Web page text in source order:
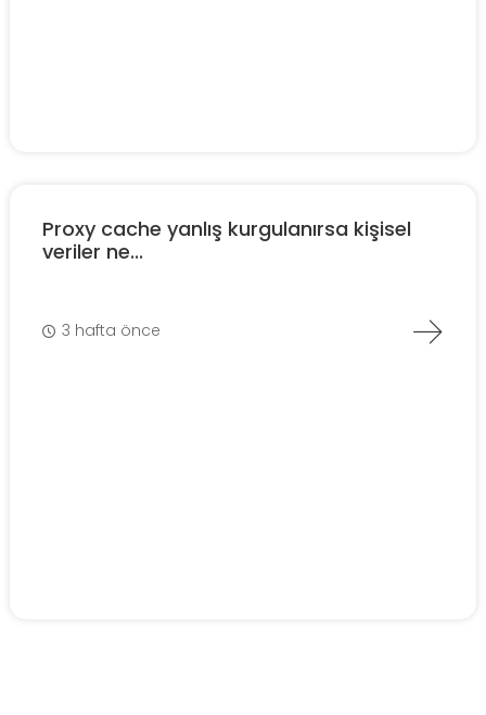
Proxy cache yanlış kurgulanırsa kişisel
veriler ne...
3 hafta önce